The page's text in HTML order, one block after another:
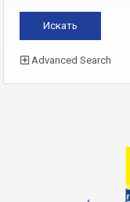
Advanced Search